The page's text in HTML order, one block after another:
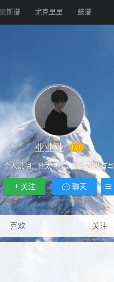
贝斯谱 尤克里里 鼓谱
业业业 Lv1
个人说明：他太懒了，什么都没有写
关注 聊天
喜欢 关注